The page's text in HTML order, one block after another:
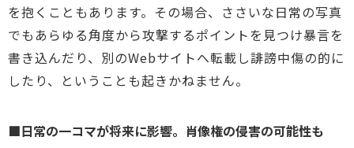
を抱くこともあります。その場合、ささいな日常の写真
でもあらゆる角度から攻撃するポイントを見つけ暴言を
書き込んだり、別のWebサイトへ転載し誹謗中傷の的に
したり、ということも起きかねません。
■日常の一コマが将来に影響。肖像権の侵害の可能性も